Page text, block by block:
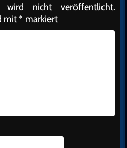
wird nicht veröffentlicht.
mit* markiert